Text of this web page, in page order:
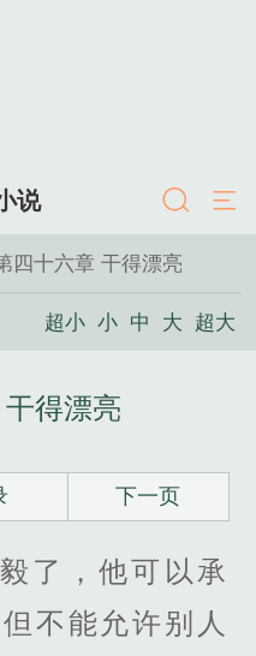
说
四十六章 干得漂亮
超小 小 中 大 超大
得漂亮
下一页
了，他可以承
不能允许别人